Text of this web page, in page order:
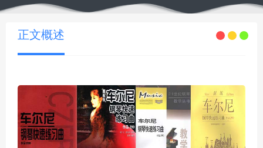
当前位置： 壹圆玖玖资源 车尔尼钢琴快速练习曲 作品299 弹奏解析 教学版 全套PDF（可打印）
正文概述